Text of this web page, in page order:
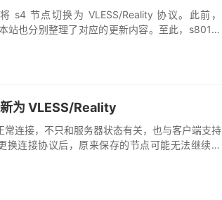
s4 节点切换为 VLESS/Reality 协议。此前，
也分别整理了对应的更新内容。至此，s801、
为 VLESS/Reality
连接，不只和服务器状态有关，也与客户端支持
连接协议后，原来保存的节点可能无法继续使